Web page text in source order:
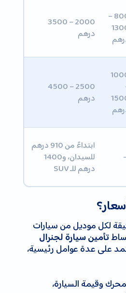
800 –
2000 – 3500
درهم
2500 – 4500
درهم
ابتداءً من 910 درهم
للسيدان، و1400
درهم للـ SUV
لكل موديل من سيارات
تأمين سيارة لجنرال
على عدة عوامل رئيسية،
وقيمة السيارة،